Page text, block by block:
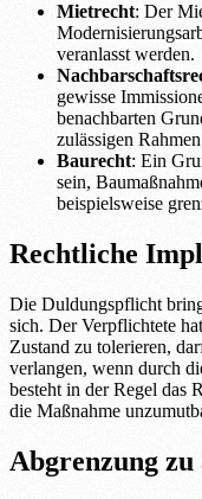
Mietrecht: Der
veranlasst werden.
gewisse
benachbarten
zulässigen
Baurecht: Ein
sein,
beispielsweise
Rechtliche
Die Duldungspflicht
sich. Der Verpflichtete
Zustand zu tolerieren,
verlangen, wenn durch
besteht in der Regel das
die Maßnahme
Abgrenzung